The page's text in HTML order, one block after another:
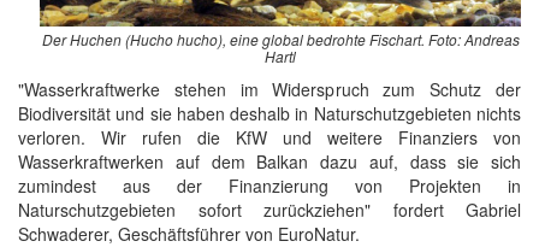
Der Huchen (Hucho hucho), eine global bedrohte Fischart. Foto: Andreas
Hartl
"Wasserkraftwerke stehen im Widerspruch zum Schutz der
Biodiversität und sie haben deshalb in Naturschutzgebieten nichts
verloren. Wir rufen die KfW und weitere Finanziers von
Wasserkraftwerken auf dem Balkan dazu auf, dass sie sich
zumindest aus der Finanzierung von Projekten in
Naturschutzgebieten sofort zurückziehen" fordert Gabriel
Schwaderer, Geschäftsführer von EuroNatur.